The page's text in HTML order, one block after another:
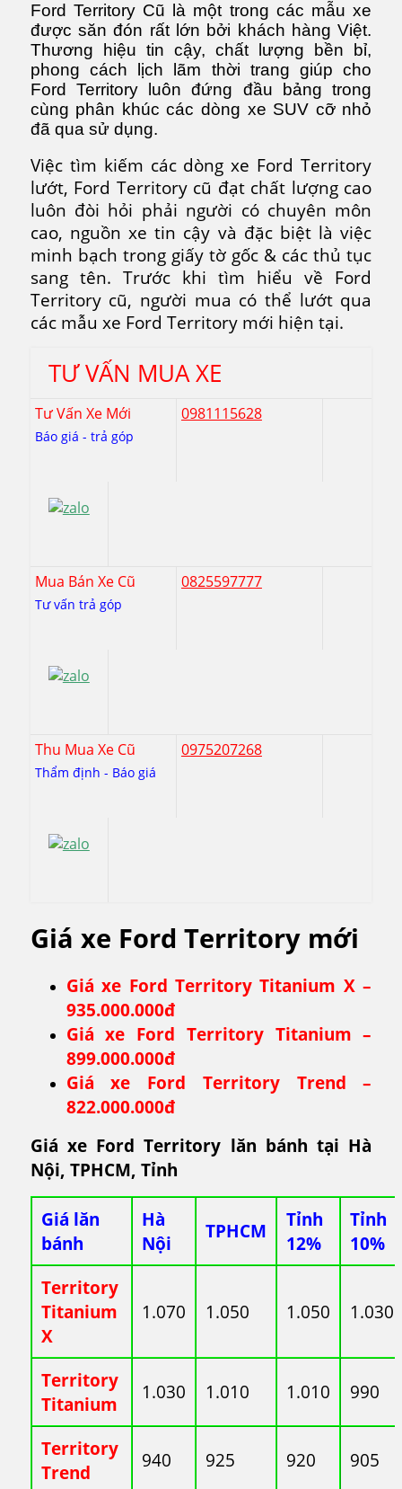
Ford Territory Cũ là một trong các mẫu xe
được săn đón rất lớn bởi khách hàng Việt.
Thương hiệu tin cậy, chất lượng bền bỉ,
phong cách lịch lãm thời trang giúp cho
Ford Territory luôn đứng đầu bảng trong
cùng phân khúc các dòng xe SUV cỡ nhỏ
đã qua sử dụng.
Việc tìm kiếm các dòng xe Ford Territory
lướt, Ford Territory cũ đạt chất lượng cao
luôn đòi hỏi phải người có chuyên môn
cao, nguồn xe tin cậy và đặc biệt là việc
minh bạch trong giấy tờ gốc & các thủ tục
sang tên. Trước khi tìm hiểu về Ford
Territory cũ, người mua có thể lướt qua
các mẫu xe Ford Territory mới hiện tại.
TƯ VẤN MUA XE
Tư Vấn Xe Mới
Báo giá - trả góp
0981115628
Mua Bán Xe Cũ
Tư vấn trả góp
0825597777
Thu Mua Xe Cũ
Thẩm định - Báo giá
0975207268
Giá xe Ford Territory mới
Giá xe Ford Territory Titanium X –
935.000.000đ
Giá xe Ford Territory Titanium –
899.000.000đ
Giá xe Ford Territory Trend –
822.000.000đ
Giá xe Ford Territory lăn bánh tại Hà
Nội, TPHCM, Tỉnh
Giá lăn
bánh
Hà
Nội
TPHCM
Tỉnh
12%
Tỉnh
10%
Territory
Titanium
X
1.070 1.050 1.050 1.030
Territory
Titanium
1.030 1.010 1.010 990
Territory
Trend
940 925 920 905